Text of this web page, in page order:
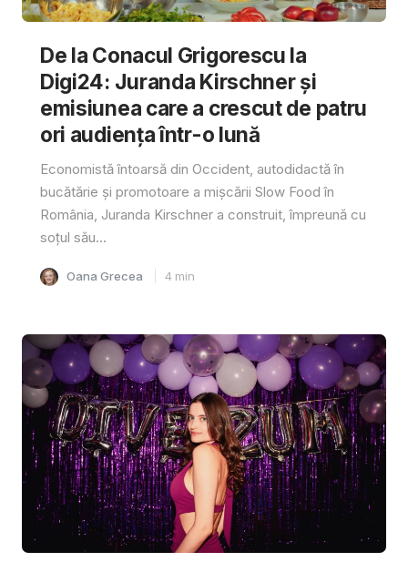
De la Conacul Grigorescu la
Digi24: Juranda Kirschner și
emisiunea care a crescut de patru
ori audiența într-o lună
Economistă întoarsă din Occident, autodidactă în
bucătărie și promotoare a mișcării Slow Food în
România, Juranda Kirschner a construit, împreună cu
soțul său...
Oana Grecea 4 min